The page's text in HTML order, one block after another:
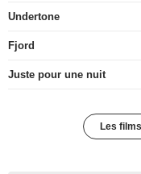
Undertone
Fjord
Juste pour une nuit
Les